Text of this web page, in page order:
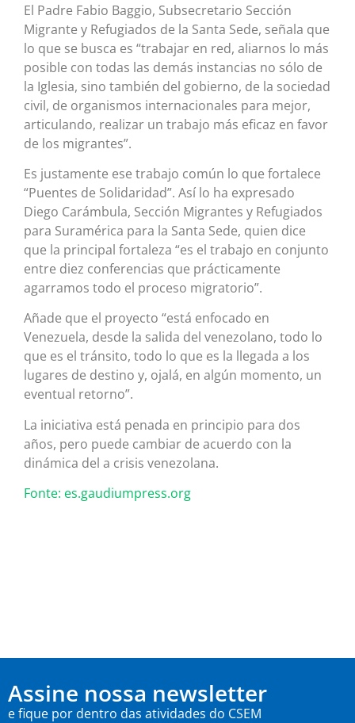
El Padre Fabio Baggio, Subsecretario Sección
Migrante y Refugiados de la Santa Sede, señala que
lo que se busca es “trabajar en red, aliarnos lo más
posible con todas las demás instancias no sólo de
la Iglesia, sino también del gobierno, de la sociedad
civil, de organismos internacionales para mejor,
articulando, realizar un trabajo más eficaz en favor
de los migrantes”.
Es justamente ese trabajo común lo que fortalece
“Puentes de Solidaridad”. Así lo ha expresado
Diego Carámbula, Sección Migrantes y Refugiados
para Suramérica para la Santa Sede, quien dice
que la principal fortaleza “es el trabajo en conjunto
entre diez conferencias que prácticamente
agarramos todo el proceso migratorio”.
Añade que el proyecto “está enfocado en
Venezuela, desde la salida del venezolano, todo lo
que es el tránsito, todo lo que es la llegada a los
lugares de destino y, ojalá, en algún momento, un
eventual retorno”.
La iniciativa está penada en principio para dos
años, pero puede cambiar de acuerdo con la
dinámica del a crisis venezolana.
Fonte: es.gaudiumpress.org
Assine nossa newsletter
e fique por dentro das atividades do CSEM